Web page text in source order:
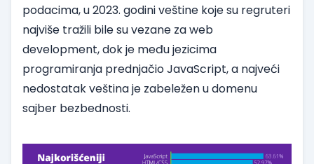
podacima, u 2023. godini veštine koje su regruteri
najviše tražili bile su vezane za web
development, dok je među jezicima
programiranja prednjačio JavaScript, a najveći
nedostatak veština je zabeležen u domenu
sajber bezbednosti.